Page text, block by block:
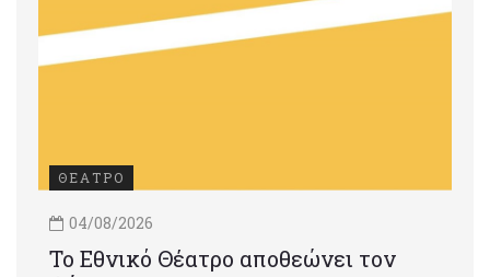
ΘΕΑΤΡΟ
04/08/2026
Το Εθνικό Θέατρο αποθεώνει τον